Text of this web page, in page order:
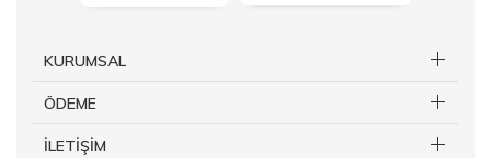
KURUMSAL
ÖDEME
İLETİŞİM